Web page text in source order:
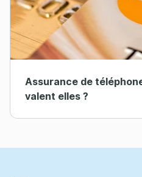
Assurance de
valent elles ?